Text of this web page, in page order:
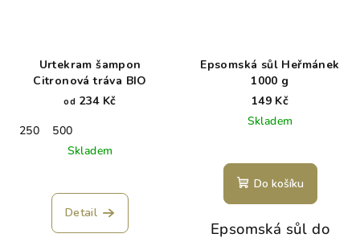
Urtekram šampon
Citronová tráva BIO
od 234 Kč
250
500
Skladem
hodnocení
produktu
Detail
Epsomská sůl Heřmánek
1000 g
149 Kč
Skladem
Do košíku
Epsomská sůl do